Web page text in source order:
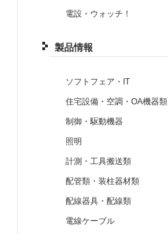
電設・ウォッチ！
製品情報
ソフトフェア・IT
住宅設備・空調・OA機器類
制御・駆動機器
照明
計測・工具搬送類
配管類・装柱器材類
配線器具・配線類
電線ケーブル